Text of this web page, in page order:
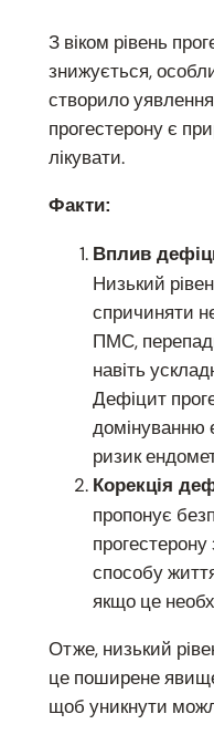
З віком рівень
знижується,
створило
прогестерону є
лікувати.
Факти:
Вплив
Низький
спричиняти
ПМС,
навіть
Дефіцит
домінуванню
ризик
Корекція
пропонує
способу
якщо це
Отже, низький
це поширене
щоб уникнути